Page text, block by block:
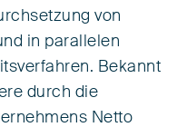
von
in parallelen
Bekannt
durch die
Netto